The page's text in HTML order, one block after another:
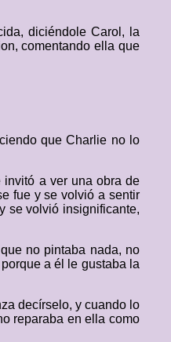
diciéndole Carol, la
comentando ella que
que Charlie no lo
invitó a ver una obra de
fue y se volvió a sentir
se volvió insignificante,
no pintaba nada, no
a él le gustaba la
decírselo, y cuando lo
reparaba en ella como